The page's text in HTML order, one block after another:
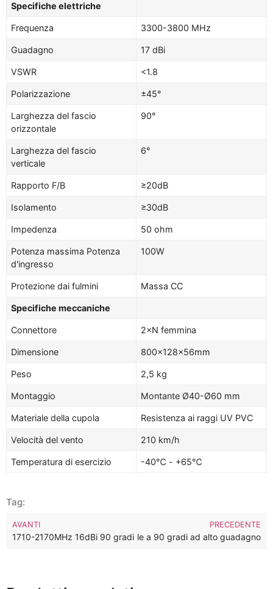
Specifiche elettriche
Frequenza 3300-3800 MHz
Guadagno 17 dBi
VSWR <1.8
Polarizzazione ±45°
Larghezza del fascio
orizzontale
90°
Larghezza del fascio
verticale
6°
Rapporto F/B ≥20dB
Isolamento ≥30dB
Impedenza 50 ohm
Potenza massima Potenza
d'ingresso
100W
Protezione dai fulmini Massa CC
Specifiche meccaniche
Connettore 2×N femmina
Dimensione 800×128×56mm
Peso 2,5 kg
Montaggio Montante Ø40-Ø60 mm
Materiale della cupola Resistenza ai raggi UV PVC
Velocità del vento 210 km/h
Temperatura di esercizio -40℃ - +65℃
Tag:
PRECEDENTE
WiFi settoriale MIMO direzionale a 90 gradi ad alto guadagno
AVANTI
1710-2170MHz 16dBi 90 gradi doppia polarità obliqua Antenna